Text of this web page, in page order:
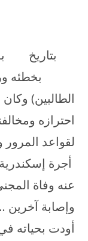
بتاريخ
بخطئه
الطالبين)
احترازه
لقواعد
أجرة
عنه وفاة
وإصابة آخرين
أودت بحياته